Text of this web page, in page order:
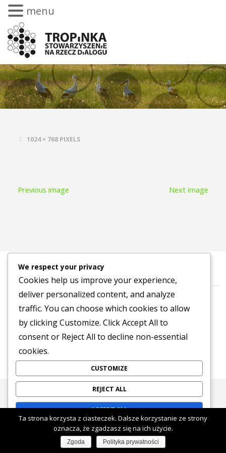
1024 × 768 PIXELS
Previous image Next image
©2016-2026 Stowarzyszenie na Rzecz Dialogu „Tropinka”
Polityka prywatności
menu
We respect your privacy
Cookies help us improve your experience,
deliver personalized content, and analyze
traffic. You can choose which cookies to allow
by clickingCustomize. ClickAccept All to
consent or Reject All to decline non-essential
cookies.
CUSTOMIZE
REJECT ALL
ACCEPT ALL
Powered by
Ta strona korzysta z ciasteczek. Dalsze korzystanie ze strony
oznacza, że zgadzasz się na ich użycie.
Zgoda Polityka prywatności